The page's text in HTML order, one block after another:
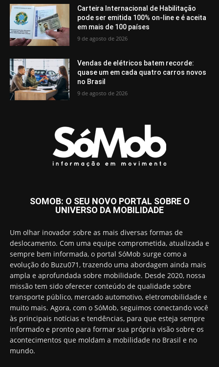
Carteira Internacional de Habilitação
pode ser emitida 100% on-line e é aceita
em mais de 100 países
9 de agosto de 2026
Vendas de elétricos batem recorde:
quase um em cada quatro carros novos
no Brasil
9 de agosto de 2026
SOMOB: O SEU NOVO PORTAL SOBRE O
UNIVERSO DA MOBILIDADE
Um olhar inovador sobre as mais diversas formas de
deslocamento. Com uma equipe comprometida, atualizada e
sempre bem informada, o portal SóMob surge como a
evolução do Buzu071, trazendo uma abordagem ainda mais
ampla e aprofundada sobre mobilidade. Desde 2020, nossa
missão tem sido oferecer conteúdo de qualidade sobre
transporte público, mercado automotivo, eletromobilidade e
muito mais. Agora, com o SóMob, seguimos conectando você
às principais notícias e tendências, para que esteja sempre
informado e pronto para formar sua própria visão sobre os
acontecimentos que moldam a mobilidade no Brasil e no
mundo.